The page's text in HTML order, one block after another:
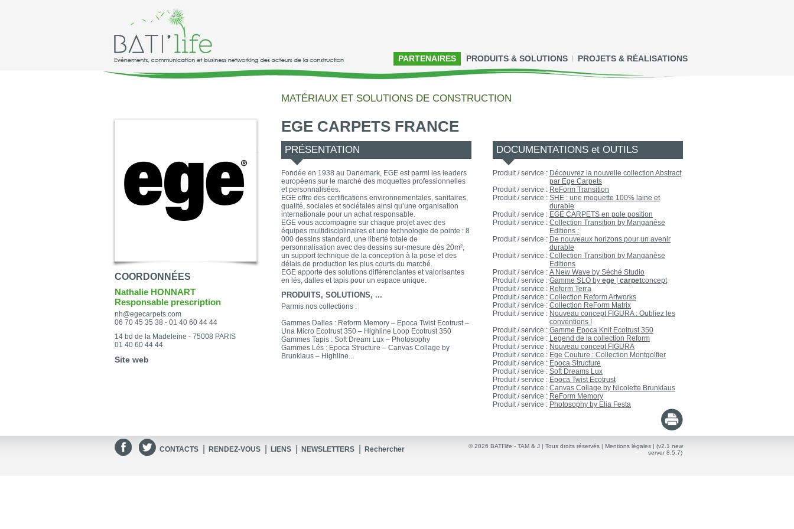
PARTENAIRES PRODUITS & SOLUTIONS PROJETS & RÉALISATIONS
MATÉRIAUX ET SOLUTIONS DE CONSTRUCTION
COORDONNÉES
Nathalie HONNART
Responsable prescription
nh@egecarpets.com
06 70 45 35 38 - 01 40 60 44 44
14 bd de la Madeleine - 75008 PARIS
01 40 60 44 44
Site web
EGE CARPETS FRANCE
PRÉSENTATION
Fondée en 1938 au Danemark, EGE est parmi les leaders
européens sur le marché des moquettes professionnelles
et personnalisées.
EGE offre des certifications environnementales, sanitaires,
qualité, sociales et sociétales ainsi qu’une organisation
internationale pour un achat responsable.
EGE vous accompagne sur chaque projet avec des
équipes multidisciplinaires et une technologie de pointe : 8
000 dessins standard, une liberté totale de
personnalisation avec des dessins sur-mesure dès 20m²,
un support technique de la conception à la pose et des
délais de production les plus courts du marché.
EGE apporte des solutions différenciantes et valorisantes
en lés, dalles et tapis pour un espace unique.
PRODUITS, SOLUTIONS, ...
Parmis nos collections :
Gammes Dalles : Reform Memory – Epoca Twist Ecotrust –
Una Micro Ecotrust 350 – Highline Loop Ecotrust 350
Gammes Tapis : Soft Dream Lux – Photosophy
Gammes Lés : Epoca Structure – Canvas Collage by
Brunklaus – Highline...
DOCUMENTATIONS et OUTILS
Produit / service : Découvrez la nouvelle collection Abstract
par Ege Carpets
Produit / service : ReForm Transition
Produit / service : SHE : une moquette 100% laine et
durable
Produit / service : EGE CARPETS en pole position
Produit / service : Collection Transition by Manganèse
Editions :
Produit / service : De nouveaux horizons pour un avenir
durable
Produit / service : Collection Transition by Manganèse
Editions
Produit / service : A New Wave by Séché Studio
Produit / service : Gamme SLO by ege carpetconcept
Produit / service : Reform Terra
Produit / service : Collection Reform Artworks
Produit / service : Collection ReForm Matrix
Produit / service : Nouveau concept FIGURA : Oubliez les
conventions !
Produit / service : Gamme Epoca Knit Ecotrust 350
Produit / service : Legend de la collection Reform
Produit / service : Nouveau concept FIGURA
Produit / service : Ege Couture : Collection Montgolfier
Produit / service : Epoca Structure
Produit / service : Soft Dreams Lux
Produit / service : Epoca Twist Ecotrust
Produit / service : Canvas Collage by Nicolette Brunklaus
Produit / service : ReForm Memory
Produit / service : Photosophy by Elia Festa
CONTACTS RENDEZ-VOUS LIENS NEWSLETTERS Rechercher © 2026 BATI'life - TAM & J | Tous droits réservés | Mentions légales | (v2.1 new
server 8.5.7)